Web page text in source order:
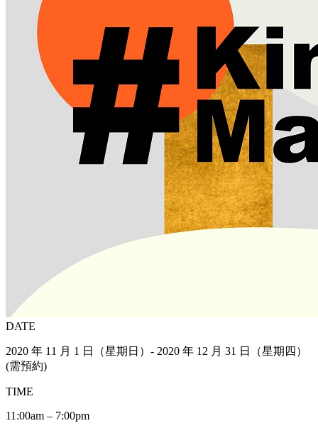
DATE
2020 年 11 月 1 日（星期日）- 2020 年 12 月 31 日（星期四）
(需預約)
TIME
11:00am – 7:00pm